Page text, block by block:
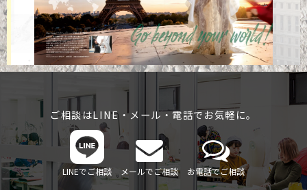
ご相談はLINE・メール・電話でお気軽に。
LINEでご相談 メールでご相談 お電話でご相談